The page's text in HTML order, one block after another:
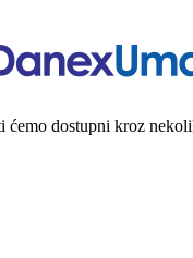
ćemo dostupni kroz